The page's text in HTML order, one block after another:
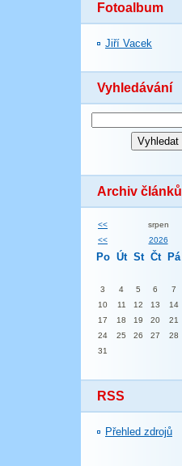
Fotoalbum
Jiří Vacek
Vyhledávání
Archiv článků
<< srpen
<<
2026
Po Út St Čt Pá
3
4 5 6 7
10
11 12 13 14
17
18 19 20 21
24
25 26 27 28
31
RSS
Přehled zdrojů